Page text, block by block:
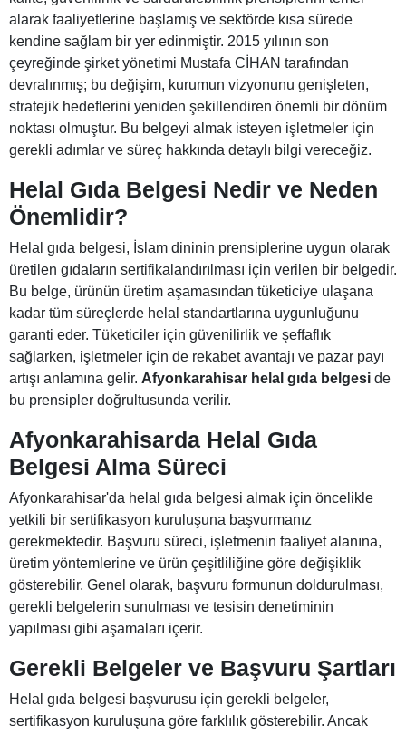
alarak faaliyetlerine başlamış ve sektörde kısa sürede
kendine sağlam bir yer edinmiştir. 2015 yılının son
çeyreğinde şirket yönetimi Mustafa CİHAN tarafından
devralınmış; bu değişim, kurumun vizyonunu genişleten,
stratejik hedeflerini yeniden şekillendiren önemli bir dönüm
noktası olmuştur. Bu belgeyi almak isteyen işletmeler için
gerekli adımlar ve süreç hakkında detaylı bilgi vereceğiz.
Helal Gıda Belgesi Nedir ve Neden
Önemlidir?
Helal gıda belgesi, İslam dininin prensiplerine uygun olarak
üretilen gıdaların sertifikalandırılması için verilen bir belgedir.
Bu belge, ürünün üretim aşamasından tüketiciye ulaşana
kadar tüm süreçlerde helal standartlarına uygunluğunu
garanti eder. Tüketiciler için güvenilirlik ve şeffaflık
sağlarken, işletmeler için de rekabet avantajı ve pazar payı
artışı anlamına gelir. Afyonkarahisar helal gıda belgesi de
bu prensipler doğrultusunda verilir.
Afyonkarahisarda Helal Gıda
Belgesi Alma Süreci
Afyonkarahisar'da helal gıda belgesi almak için öncelikle
yetkili bir sertifikasyon kuruluşuna başvurmanız
gerekmektedir. Başvuru süreci, işletmenin faaliyet alanına,
üretim yöntemlerine ve ürün çeşitliliğine göre değişiklik
gösterebilir. Genel olarak, başvuru formunun doldurulması,
gerekli belgelerin sunulması ve tesisin denetiminin
yapılması gibi aşamaları içerir.
Gerekli Belgeler ve Başvuru Şartları
Helal gıda belgesi başvurusu için gerekli belgeler,
sertifikasyon kuruluşuna göre farklılık gösterebilir. Ancak